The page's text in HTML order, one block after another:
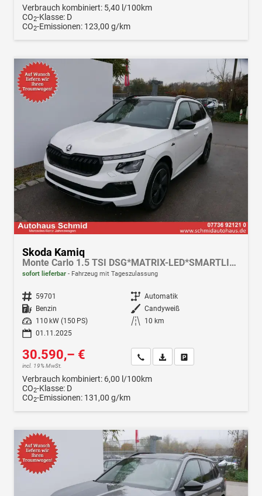
Verbrauch kombiniert: 5,40 l/100km
CO2-Klasse: D
CO2-Emissionen: 123,00 g/km
Skoda Kamiq
Monte Carlo 1.5 TSI DSG*MATRIX-LED*SMARTLINK*PDC-HI*TEMPOMAT*SHZ*17-ZOLL
sofort lieferbar Fahrzeug mit Tageszulassung
Fahrzeugnr. 59701 Getriebe Automatik
Kraftstoff Benzin Außenfarbe Candyweiß
Leistung
110 kW (150 PS) Kilometerstand
10 km
01.11.2025
30.590,– €
incl. 19% MwSt.
Wir rufen Sie anFahrzeugexposé (PDF)
Verbrauch kombiniert: 6,00 l/100km
CO2-Klasse: D
CO2-Emissionen: 131,00 g/km